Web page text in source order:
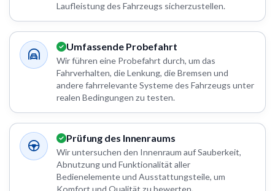
Laufleistung des Fahrzeugs sicherzustellen.
Umfassende Probefahrt
Wir führen eine Probefahrt durch, um das
Fahrverhalten, die Lenkung, die Bremsen und
andere fahrrelevante Systeme des Fahrzeugs unter
realen Bedingungen zu testen.
Prüfung des Innenraums
Wir untersuchen den Innenraum auf Sauberkeit,
Abnutzung und Funktionalität aller
Bedienelemente und Ausstattungsteile, um
Komfort und Qualität zu bewerten.